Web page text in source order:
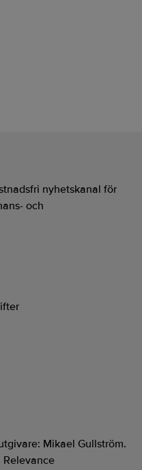
nyhetskanal för
och
Mikael Gullström.
Relevance